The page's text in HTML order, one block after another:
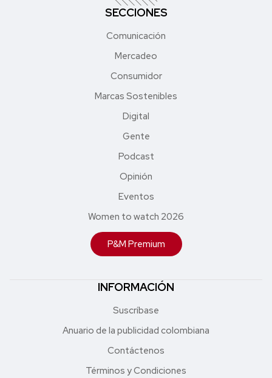
SECCIONES
Comunicación
Mercadeo
Consumidor
Marcas Sostenibles
Digital
Gente
Podcast
Opinión
Eventos
Women to watch 2026
P&M Premium
INFORMACIÓN
Suscríbase
Anuario de la publicidad colombiana
Contáctenos
Términos y Condiciones